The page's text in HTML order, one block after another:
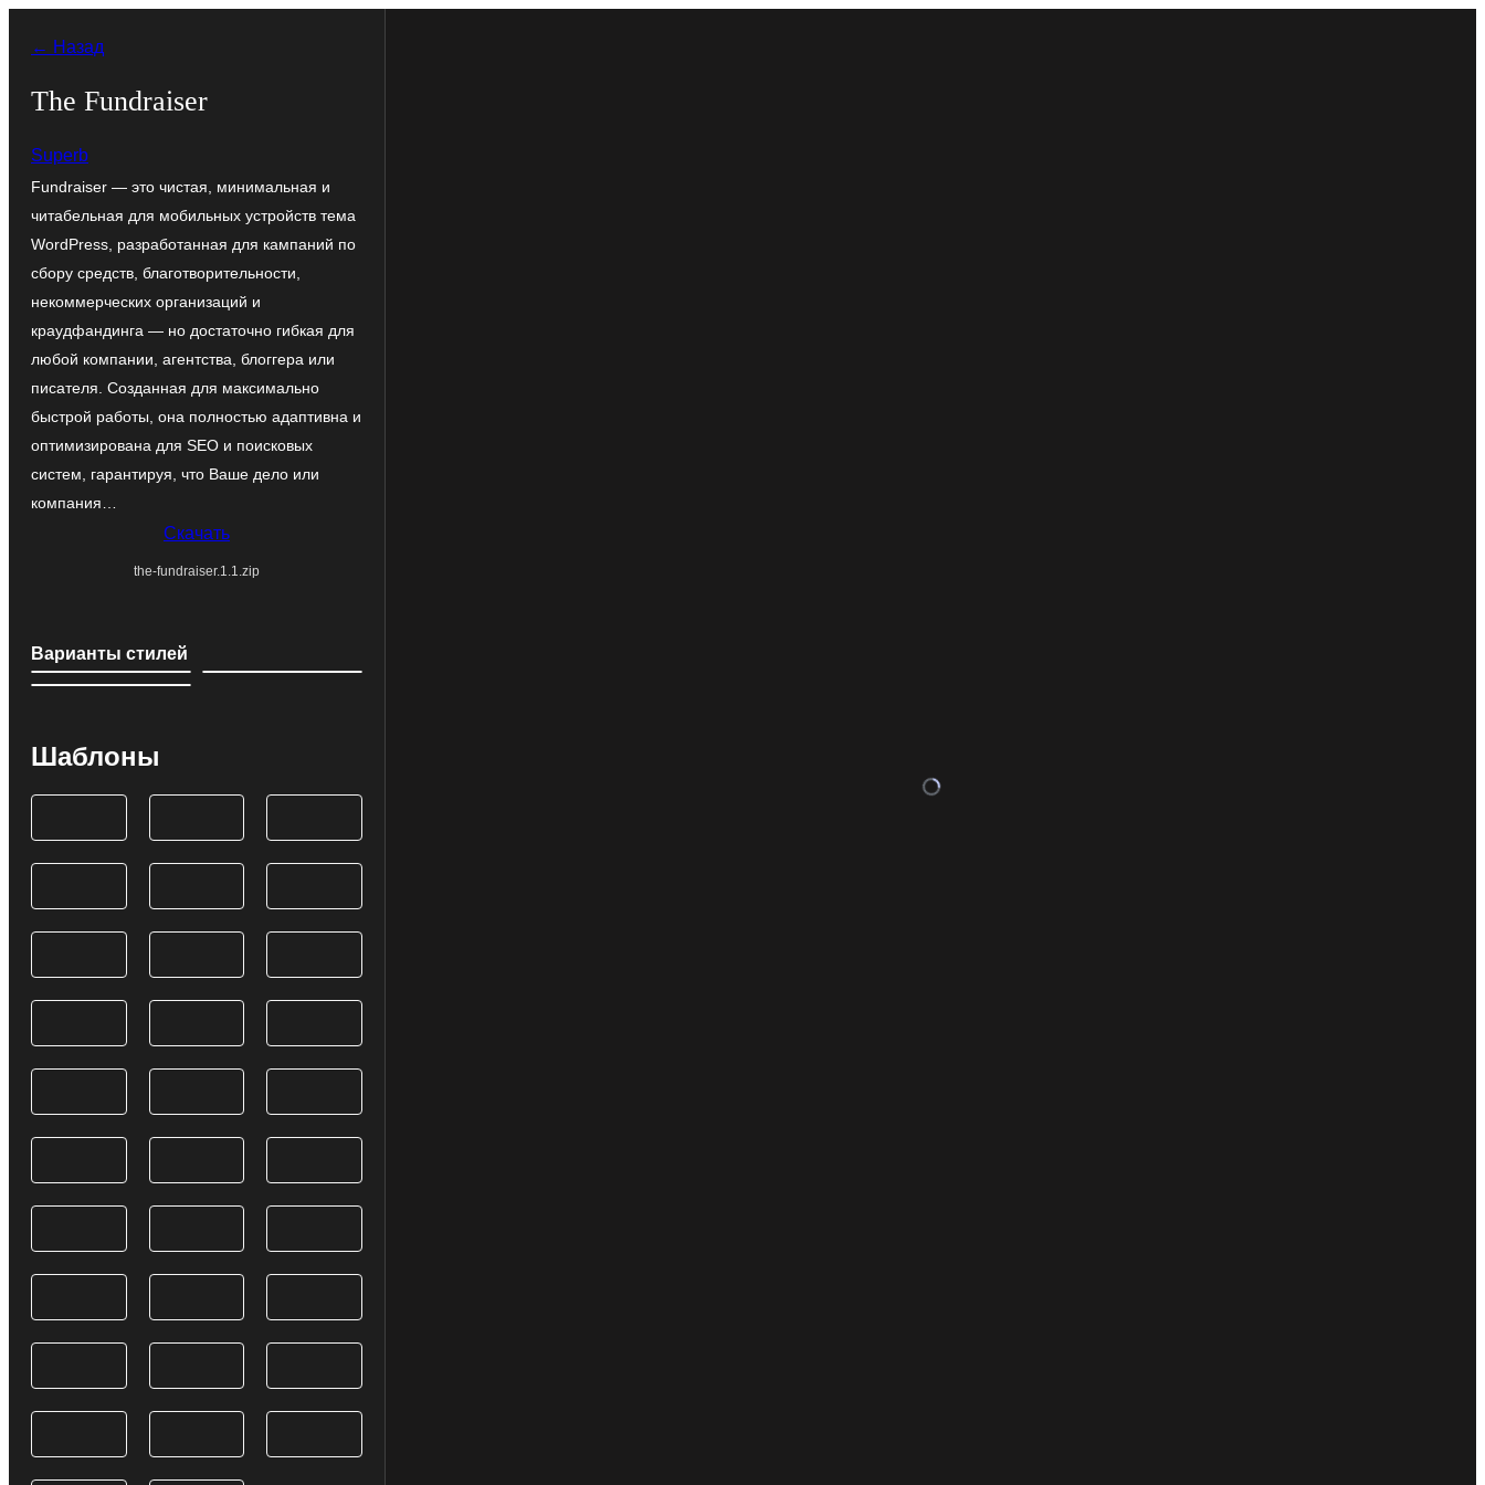
содержимому
← Назад
The Fundraiser
Superb
Fundraiser — это чистая, минимальная и
читабельная для мобильных устройств тема
WordPress, разработанная для кампаний по
сбору средств, благотворительности,
некоммерческих организаций и
краудфандинга — но достаточно гибкая для
любой компании, агентства, блоггера или
писателя. Созданная для максимально
быстрой работы, она полностью адаптивна и
оптимизирована для SEO и поисковых
систем, гарантируя, что Ваше дело или
компания…
Скачать
the-fundraiser.1.1.zip
Варианты стилей
Шаблоны